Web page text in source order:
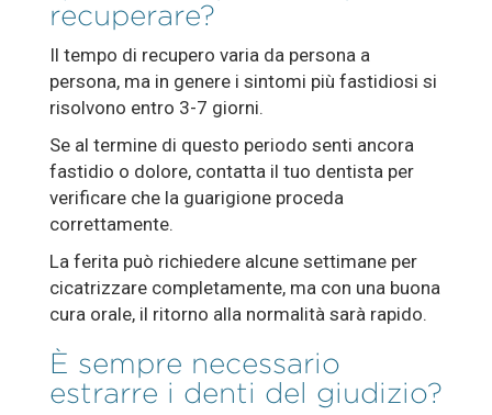
recuperare?
Il tempo di recupero varia da persona a
persona, ma in genere i sintomi più fastidiosi si
risolvono entro 3-7 giorni.
Se al termine di questo periodo senti ancora
fastidio o dolore, contatta il tuo dentista per
verificare che la guarigione proceda
correttamente.
La ferita può richiedere alcune settimane per
cicatrizzare completamente, ma con una buona
cura orale, il ritorno alla normalità sarà rapido.
È sempre necessario
estrarre i denti del giudizio?